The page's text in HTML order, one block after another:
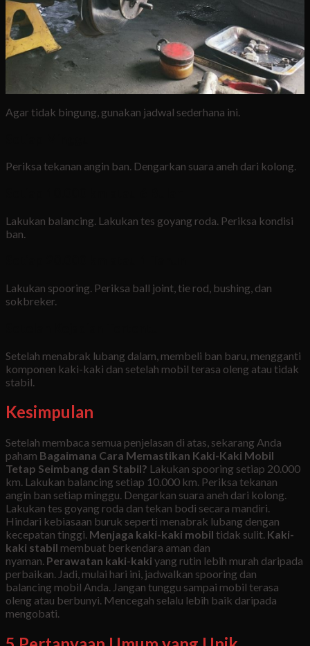
Agar tidak bingung, gunakan jadwal sederhana ini.
Periksa tekanan angin ban. Dengarkan suara aneh dari kolong.
Lakukan balancing. Lakukan tes goyang roda. Periksa kondisi
ban.
Lakukan spooring. Periksa ball joint, tie rod, bushing, dan
sokbreker.
Setelah menabrak lubang dalam, membeli ban baru, mengganti
komponen kaki-kaki dan setelah mobil terasa oleng atau tidak
stabil.
Kesimpulan
Setelah membaca semua penjelasan di atas, sekarang Anda
paham Bagaimana Cara Memastikan Kaki-Kaki Mobil
Tetap Seimbang dan Stabil? Lakukan spooring setiap 20.000
km. Lakukan balancing setiap 10.000 km. Periksa tekanan
angin ban setiap minggu. Dengarkan suara aneh dari kolong.
Lakukan tes goyang roda dan tekan bodi secara mandiri.
Hindari kebiasaan buruk seperti menabrak lubang dengan
kecepatan tinggi. Menjaga kaki-kaki mobil tidak sulit. Kaki-
kaki stabil membuat berkendara aman dan
nyaman. Perawatan kaki-kaki yang rutin lebih murah daripada
perbaikan. Jadi, mulai hari ini, jadwalkan spooring dan
balancing mobil Anda. Jangan tunggu sampai mobil terasa
oleng atau berbunyi. Mencegah selalu lebih baik daripada
mengobati.